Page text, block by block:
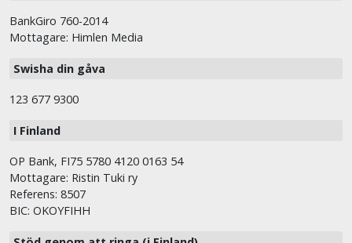
BankGiro 760-2014
Mottagare: Himlen Media
Swisha din gåva
123 677 9300
I Finland
OP Bank, FI75 5780 4120 0163 54
Mottagare: Ristin Tuki ry
Referens: 8507
BIC: OKOYFIHH